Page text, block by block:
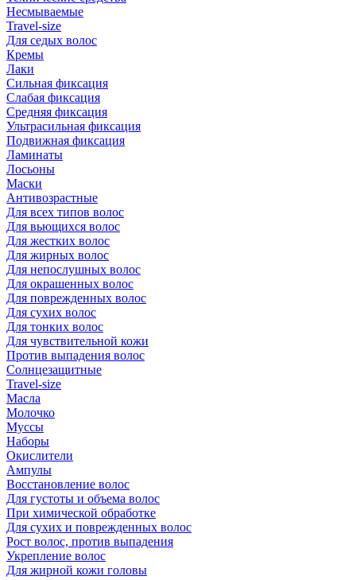
Несмываемые
Travel-size
Для седых волос
Кремы
Лаки
Сильная фиксация
Слабая фиксация
Средняя фиксация
Ультрасильная фиксация
Подвижная фиксация
Ламинаты
Лосьоны
Маски
Антивозрастные
Для всех типов волос
Для вьющихся волос
Для жестких волос
Для жирных волос
Для непослушных волос
Для окрашенных волос
Для поврежденных волос
Для сухих волос
Для тонких волос
Для чувствительной кожи
Против выпадения волос
Солнцезащитные
Travel-size
Масла
Молочко
Муссы
Наборы
Окислители
Ампулы
Восстановление волос
Для густоты и объема волос
При химической обработке
Для сухих и поврежденных волос
Рост волос, против выпадения
Укрепление волос
Для жирной кожи головы